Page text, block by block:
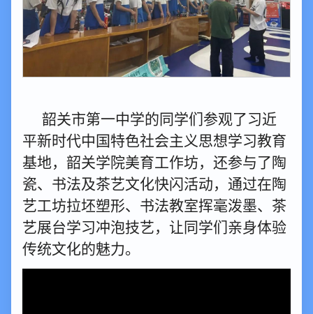
韶关市第一中学的同学们参观了习近
平新时代中国特色社会主义思想学习教育
基地，韶关学院美育工作坊，还参与了陶
瓷、书法及茶艺文化快闪活动，通过在陶
艺工坊拉坯塑形、书法教室挥毫泼墨、茶
艺展台学习冲泡技艺，让同学们亲身体验
传统文化的魅力。